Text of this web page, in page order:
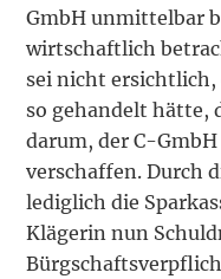
GmbH unmittelbar
wirtschaftlich
sei nicht ersichtlich,
so gehandelt hätte,
darum, der C-
verschaffen. Durch
lediglich die
Klägerin nun